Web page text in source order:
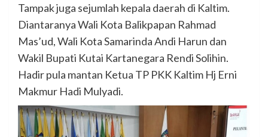
Tampak juga sejumlah kepala daerah di Kaltim.
Diantaranya Wali Kota Balikpapan Rahmad
Mas’ud, Wali Kota Samarinda Andi Harun dan
Wakil Bupati Kutai Kartanegara Rendi Solihin.
Hadir pula mantan Ketua TP PKK Kaltim Hj Erni
Makmur Hadi Mulyadi.